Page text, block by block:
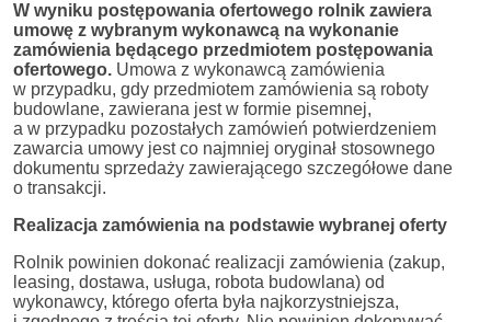
W wyniku postępowania ofertowego rolnik zawiera
umowę z wybranym wykonawcą na wykonanie
zamówienia będącego przedmiotem postępowania
ofertowego. Umowa z wykonawcą zamówienia
w przypadku, gdy przedmiotem zamówienia są roboty
budowlane, zawierana jest w formie pisemnej,
a w przypadku pozostałych zamówień potwierdzeniem
zawarcia umowy jest co najmniej oryginał stosownego
dokumentu sprzedaży zawierającego szczegółowe dane
o transakcji.
Realizacja zamówienia na podstawie wybranej oferty
Rolnik powinien dokonać realizacji zamówienia (zakup,
leasing, dostawa, usługa, robota budowlana) od
wykonawcy, którego oferta była najkorzystniejsza,